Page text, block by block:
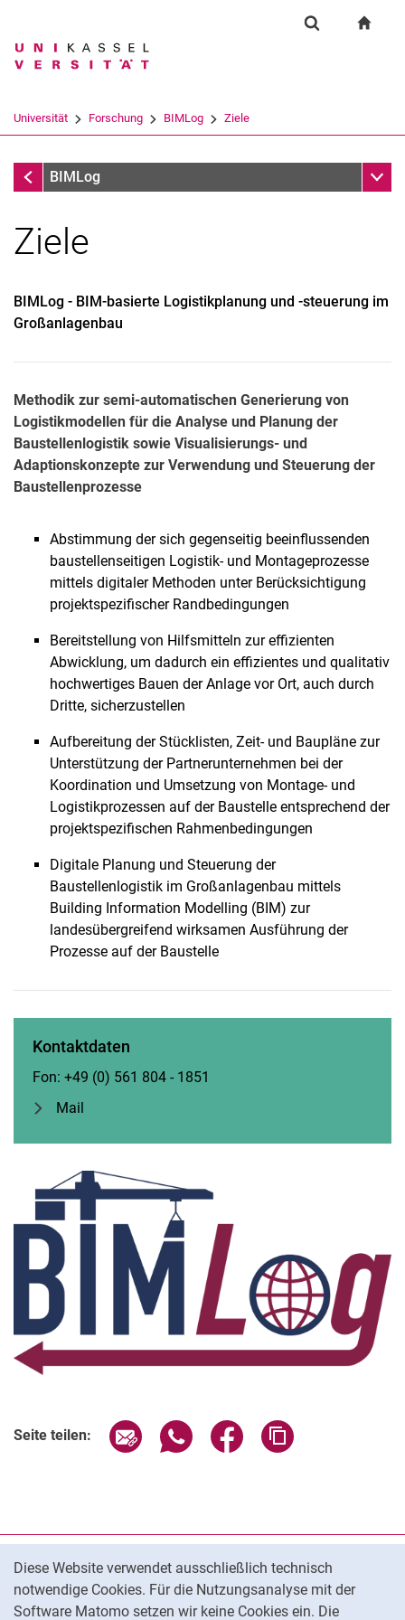
Springe direkt zu: Inhalt
Springe direkt zu: Suche
Springe direkt zu:
Diese Website verwendet ausschließlich technisch
notwendige Cookies. Für die Nutzungsanalyse mit der
Software Matomo setzen wir keine Cookies ein. Die
Suchbegriff
Suchen (öffnet externen Link in einem
Universität Forschung BIMLog Ziele
Forschung
BIMLog
Ziele
BIMLog - BIM-basierte Logistikplanung und -steuerung im
Großanlagenbau
Methodik zur semi-automatischen Generierung von
Logistikmodellen für die Analyse und Planung der
Baustellenlogistik sowie Visualisierungs- und
Adaptionskonzepte zur Verwendung und Steuerung der
Baustellenprozesse
Abstimmung der sich gegenseitig beeinflussenden
baustellenseitigen Logistik- und Montageprozesse
mittels digitaler Methoden unter Berücksichtigung
projektspezifischer Randbedingungen
Bereitstellung von Hilfsmitteln zur effizienten
Abwicklung, um dadurch ein effizientes und qualitativ
hochwertiges Bauen der Anlage vor Ort, auch durch
Dritte, sicherzustellen
Aufbereitung der Stücklisten, Zeit- und Baupläne zur
Unterstützung der Partnerunternehmen bei der
Koordination und Umsetzung von Montage- und
Logistikprozessen auf der Baustelle entsprechend der
projektspezifischen Rahmenbedingungen
Digitale Planung und Steuerung der
Baustellenlogistik im Großanlagenbau mittels
Building Information Modelling (BIM) zur
landesübergreifend wirksamen Ausführung der
Prozesse auf der Baustelle
Kontaktdaten
Fon: +49 (0) 561 804 - 1851
Mail
Seite teilen: Seite über E-Mail teilen
Seite über WhatsApp teilen
Seite über Facebook
Datenschutz
Barrierefreiheit
Transparenter KI-Einsatz